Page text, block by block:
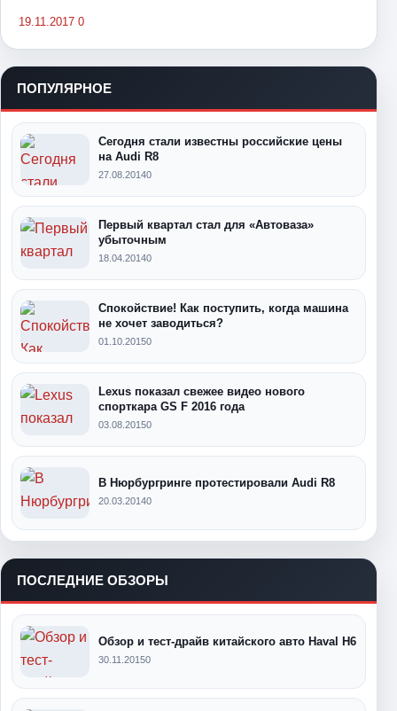
19.11.2017 0
ПОПУЛЯРНОЕ
Сегодня стали известны российские цены
на Audi R8
27.08.20140
Первый квартал стал для «Автоваза»
убыточным
18.04.20140
Спокойствие! Как поступить, когда машина
не хочет заводиться?
01.10.20150
Lexus показал свежее видео нового
спорткара GS F 2016 года
03.08.20150
В Нюрбургринге протестировали Audi R8
20.03.20140
ПОСЛЕДНИЕ ОБЗОРЫ
Обзор и тест-драйв китайского авто Haval H6
30.11.20150